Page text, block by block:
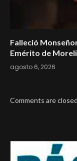
Falleció
Emérito de
agosto 6, 2026
Comments are